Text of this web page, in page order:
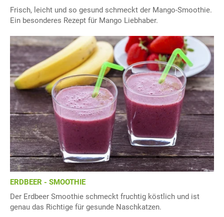
Frisch, leicht und so gesund schmeckt der Mango-Smoothie.
Ein besonderes Rezept für Mango Liebhaber.
ERDBEER - SMOOTHIE
Der Erdbeer Smoothie schmeckt fruchtig köstlich und ist
genau das Richtige für gesunde Naschkatzen.